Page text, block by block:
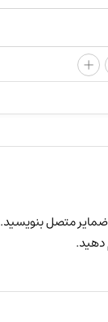
+
متصل بنویسید.